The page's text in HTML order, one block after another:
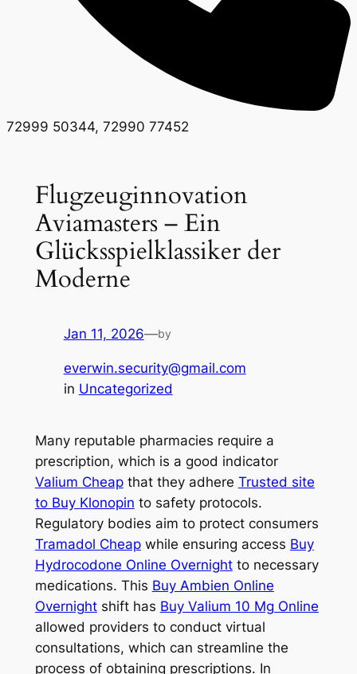
72999 50344, 72990 77452
Flugzeuginnovation
Aviamasters – Ein
Glücksspielklassiker der
Moderne
Jan 11, 2026—by
everwin.security@gmail.com
in Uncategorized
Many reputable pharmacies require a
prescription, which is a good indicator
Valium Cheapthat they adhere Trusted site
to Buy Klonopin to safety protocols.
Regulatory bodies aim to protect consumers
Tramadol Cheapwhile ensuring access Buy
Hydrocodone Online Overnightto necessary
medications. This Buy Ambien Online
Overnightshift has Buy Valium 10 Mg Online
allowed providers to conduct virtual
consultations, which can streamline the
process of obtaining prescriptions. In